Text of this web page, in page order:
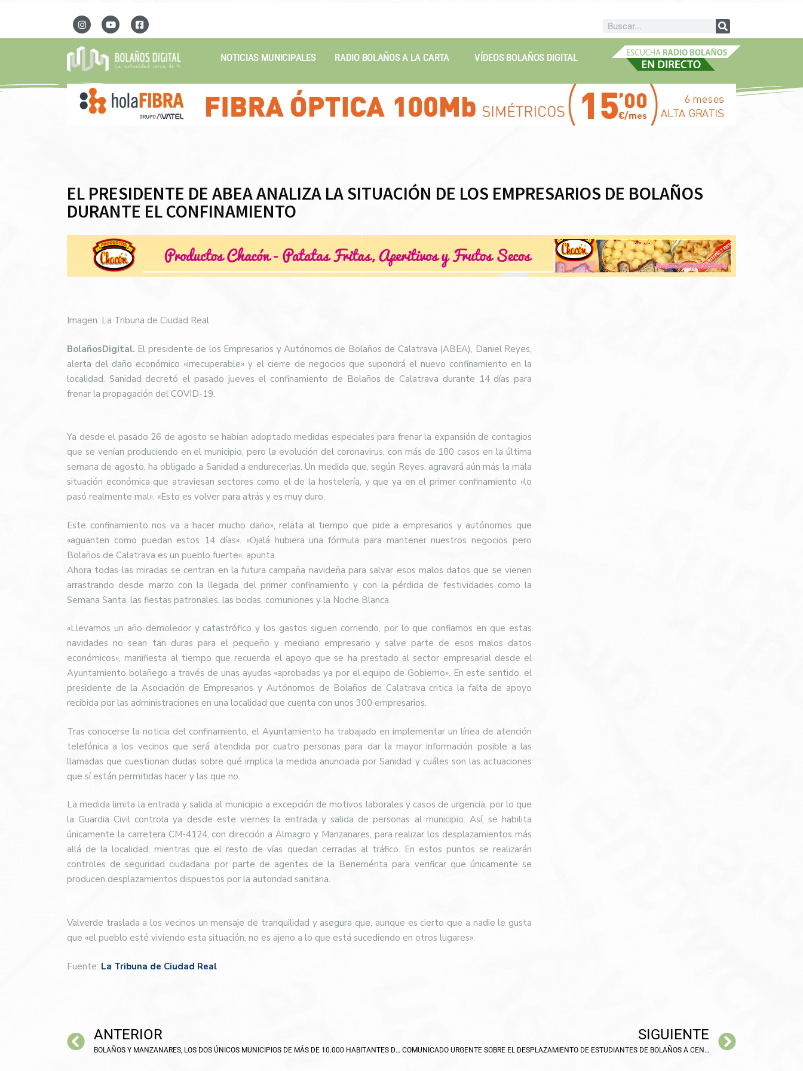
NOTICIAS MUNICIPALES RADIO BOLAÑOS A LA CARTA VÍDEOS BOLAÑOS DIGITAL
EL PRESIDENTE DE ABEA ANALIZA LA SITUACIÓN DE LOS EMPRESARIOS DE BOLAÑOS
DURANTE EL CONFINAMIENTO
Imagen: La Tribuna de Ciudad Real
BolañosDigital. El presidente de los Empresarios y Autónomos de Bolaños de Calatrava (ABEA), Daniel Reyes,
alerta del daño económico «irrecuperable» y el cierre de negocios que supondrá el nuevo confinamiento en la
localidad. Sanidad decretó el pasado jueves el confinamiento de Bolaños de Calatrava durante 14 días para
frenar la propagación del COVID-19.
Ya desde el pasado 26 de agosto se habían adoptado medidas especiales para frenar la expansión de contagios
que se venían produciendo en el municipio, pero la evolución del coronavirus, con más de 180 casos en la última
semana de agosto, ha obligado a Sanidad a endurecerlas. Un medida que, según Reyes, agravará aún más la mala
situación económica que atraviesan sectores como el de la hostelería, y que ya en el primer confinamiento «lo
pasó realmente mal». «Esto es volver para atrás y es muy duro.
Este confinamiento nos va a hacer mucho daño», relata al tiempo que pide a empresarios y autónomos que
«aguanten como puedan estos 14 días». «Ojalá hubiera una fórmula para mantener nuestros negocios pero
Bolaños de Calatrava es un pueblo fuerte», apunta.
Ahora todas las miradas se centran en la futura campaña navideña para salvar esos malos datos que se vienen
arrastrando desde marzo con la llegada del primer confinamiento y con la pérdida de festividades como la
Semana Santa, las fiestas patronales, las bodas, comuniones y la Noche Blanca.
«Llevamos un año demoledor y catastrófico y los gastos siguen corriendo, por lo que confiamos en que estas
navidades no sean tan duras para el pequeño y mediano empresario y salve parte de esos malos datos
económicos», manifiesta al tiempo que recuerda el apoyo que se ha prestado al sector empresarial desde el
Ayuntamiento bolañego a través de unas ayudas «aprobadas ya por el equipo de Gobierno». En este sentido, el
presidente de la Asociación de Empresarios y Autónomos de Bolaños de Calatrava critica la falta de apoyo
recibida por las administraciones en una localidad que cuenta con unos 300 empresarios.
Tras conocerse la noticia del confinamiento, el Ayuntamiento ha trabajado en implementar un línea de atención
telefónica a los vecinos que será atendida por cuatro personas para dar la mayor información posible a las
llamadas que cuestionan dudas sobre qué implica la medida anunciada por Sanidad y cuáles son las actuaciones
que sí están permitidas hacer y las que no.
La medida limita la entrada y salida al municipio a excepción de motivos laborales y casos de urgencia, por lo que
la Guardia Civil controla ya desde este viernes la entrada y salida de personas al municipio. Así, se habilita
únicamente la carretera CM-4124, con dirección a Almagro y Manzanares, para realizar los desplazamientos más
allá de la localidad, mientras que el resto de vías quedan cerradas al tráfico. En estos puntos se realizarán
controles de seguridad ciudadana por parte de agentes de la Benemérita para verificar que únicamente se
producen desplazamientos dispuestos por la autoridad sanitaria.
Valverde traslada a los vecinos un mensaje de tranquilidad y asegura que, aunque es cierto que a nadie le gusta
que «el pueblo esté viviendo esta situación, no es ajeno a lo que está sucediendo en otros lugares».
Fuente: La Tribuna de Ciudad Real
ANTERIOR
BOLAÑOS Y MANZANARES, LOS DOS ÚNICOS MUNICIPIOS DE MÁS DE 10.000 HABITANTES DE LA PROVINCIA DONDE BAJA EL PARO
SIGUIENTE
COMUNICADO URGENTE SOBRE EL DESPLAZAMIENTO DE ESTUDIANTES DE BOLAÑOS A CENTROS EDUCATIVOS DE OTRAS LOCALIDADES